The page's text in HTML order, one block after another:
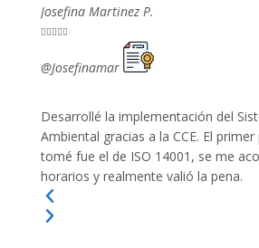
Josefina Martinez P.

@Josefinamar
Desarrollé la implementación del
Ambiental gracias a la CCE. El
tomé fue el de ISO 14001, se me
horarios y realmente valió la pena.